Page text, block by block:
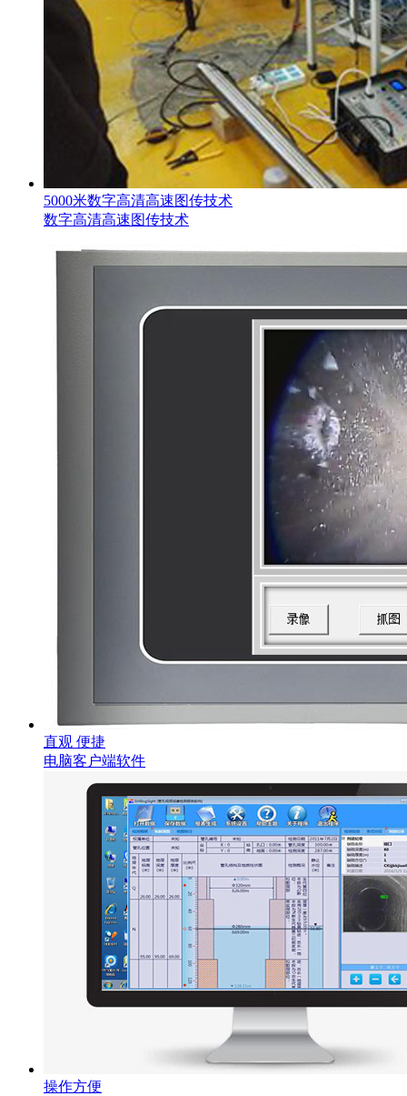
5000米数字高清高速图传技术
数字高清高速图传技术
直观 便捷
电脑客户端软件
操作方便